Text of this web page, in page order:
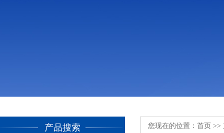
产品搜索 您现在的位置： 首页 >>